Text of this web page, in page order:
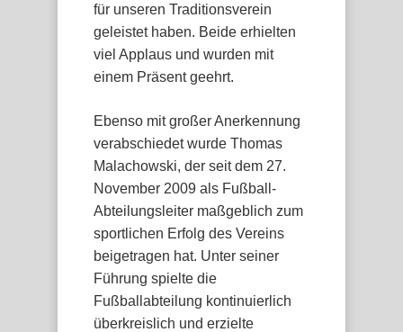
für unseren Traditionsverein
geleistet haben. Beide erhielten
viel Applaus und wurden mit
einem Präsent geehrt.
Ebenso mit großer Anerkennung
verabschiedet wurde Thomas
Malachowski, der seit dem 27.
November 2009 als Fußball-
Abteilungsleiter maßgeblich zum
sportlichen Erfolg des Vereins
beigetragen hat. Unter seiner
Führung spielte die
Fußballabteilung kontinuierlich
überkreislich und erzielte